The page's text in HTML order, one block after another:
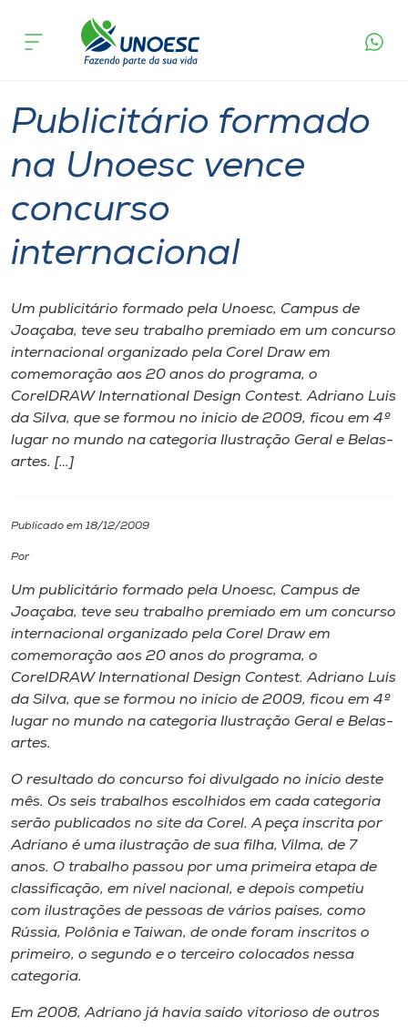
Cursos
Pesquisa
Atendimento ao Estudante
Portal de Ensino
A
Unoesc
Internacionalização
I.nova
Cultura
CPA
Biblioteca
Editora
Rádio
Museu
Unoesc
Store
o idioma
acontece
Publicitário formado
na Unoesc vence
concurso
internacional
Um publicitário formado pela Unoesc, Campus de
Joaçaba, teve seu trabalho premiado em um concurso
internacional organizado pela Corel Draw em
comemoração aos 20 anos do programa, o
CorelDRAW International Design Contest. Adriano Luis
da Silva, que se formou no início de 2009, ficou em 4º
lugar no mundo na categoria Ilustração Geral e Belas-
artes. […]
Publicado em 18/12/2009
Por
Um publicitário formado pela Unoesc, Campus de
Joaçaba, teve seu trabalho premiado em um concurso
internacional organizado pela Corel Draw em
comemoração aos 20 anos do programa, o
CorelDRAW International Design Contest. Adriano Luis
da Silva, que se formou no início de 2009, ficou em 4º
lugar no mundo na categoria Ilustração Geral e Belas-
artes.
O resultado do concurso foi divulgado no início deste
mês. Os seis trabalhos escolhidos em cada categoria
serão publicados no site da Corel. A peça inscrita por
Adriano é uma ilustração de sua filha, Vilma, de 7
anos. O trabalho passou por uma primeira etapa de
classificação, em nível nacional, e depois competiu
com ilustrações de pessoas de vários países, como
Rússia, Polônia e Taiwan, de onde foram inscritos o
primeiro, o segundo e o terceiro colocados nessa
categoria.
Em 2008, Adriano já havia saído vitorioso de outros